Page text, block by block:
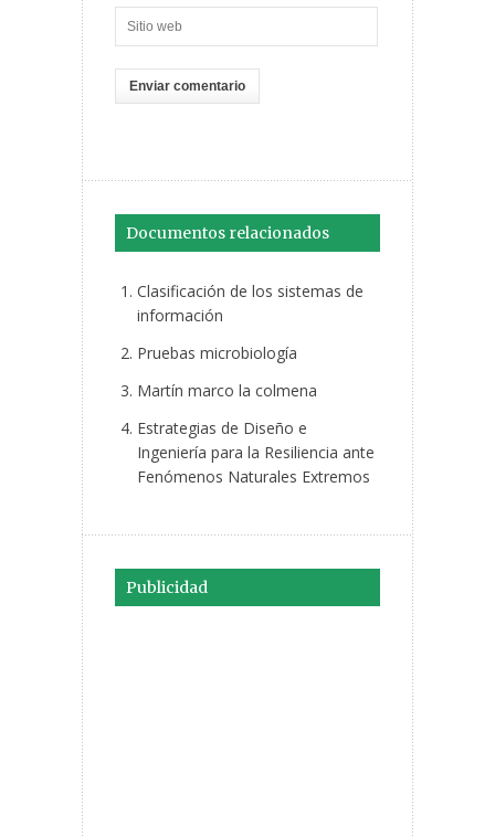
Documentos relacionados
Clasificación de los sistemas de
información
Pruebas microbiología
Martín marco la colmena
Estrategias de Diseño e
Ingeniería para la Resiliencia ante
Fenómenos Naturales Extremos
Publicidad